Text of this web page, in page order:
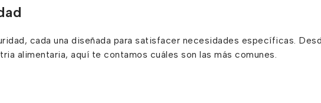
cada una diseñada para satisfacer necesidades específicas.
alimentaria, aquí te contamos cuáles son las más comunes.